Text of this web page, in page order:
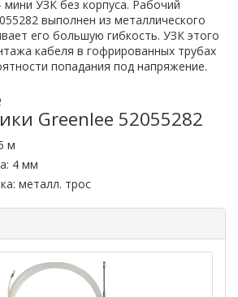
мини УЗК без корпуса. Рабочий
выполнен из металлического
его большую гибкость. УЗК этого
кабеля в гофрированных трубах
попадания под напряжение.
Greenlee 52055282
м
4 мм
металл. трос